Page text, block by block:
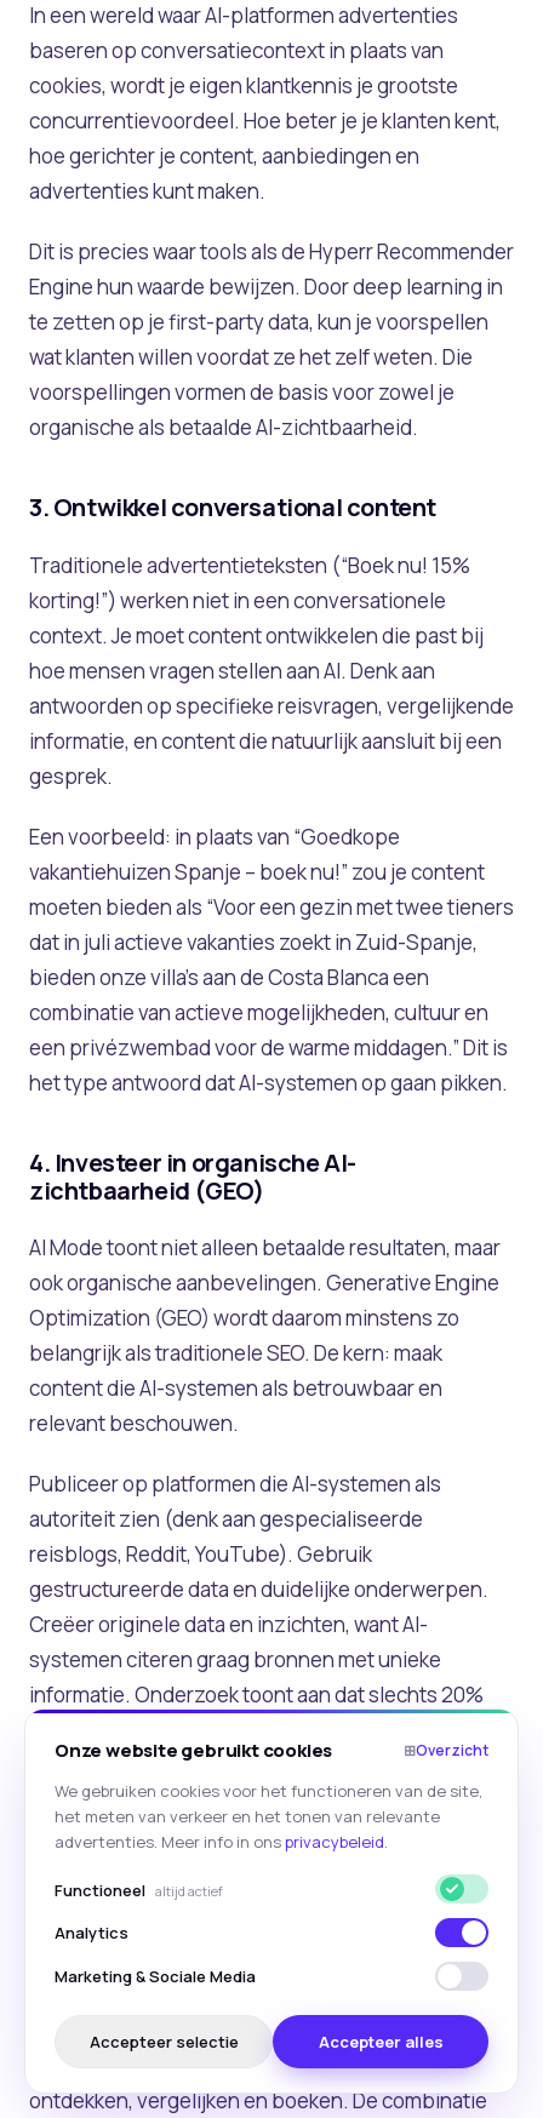
Instagram E-mail
In een wereld waar AI-platformen advertenties
baseren op conversatiecontext in plaats van
cookies, wordt je eigen klantkennis je grootste
concurrentievoordeel. Hoe beter je je klanten kent,
hoe gerichter je content, aanbiedingen en
advertenties kunt maken.
Dit is precies waar tools als de Hyperr Recommender
Engine hun waarde bewijzen. Door deep learning in
te zetten op je first-party data, kun je voorspellen
wat klanten willen voordat ze het zelf weten. Die
voorspellingen vormen de basis voor zowel je
organische als betaalde AI-zichtbaarheid.
3. Ontwikkel conversational content
Traditionele advertentieteksten (“Boek nu! 15%
korting!”) werken niet in een conversationele
context. Je moet content ontwikkelen die past bij
hoe mensen vragen stellen aan AI. Denk aan
antwoorden op specifieke reisvragen, vergelijkende
informatie, en content die natuurlijk aansluit bij een
gesprek.
Een voorbeeld: in plaats van “Goedkope
vakantiehuizen Spanje – boek nu!” zou je content
moeten bieden als “Voor een gezin met twee tieners
dat in juli actieve vakanties zoekt in Zuid-Spanje,
bieden onze villa’s aan de Costa Blanca een
combinatie van actieve mogelijkheden, cultuur en
een privézwembad voor de warme middagen.” Dit is
het type antwoord dat AI-systemen op gaan pikken.
4. Investeer in organische AI-
zichtbaarheid (GEO)
AI Mode toont niet alleen betaalde resultaten, maar
ook organische aanbevelingen. Generative Engine
Optimization (GEO) wordt daarom minstens zo
belangrijk als traditionele SEO. De kern: maak
content die AI-systemen als betrouwbaar en
relevant beschouwen.
Publiceer op platformen die AI-systemen als
autoriteit zien (denk aan gespecialiseerde
reisblogs, Reddit, YouTube). Gebruik
gestructureerde data en duidelijke onderwerpen.
Creëer originele data en inzichten, want AI-
systemen citeren graag bronnen met unieke
informatie. Onderzoek toont aan dat slechts 20%
ranking. Je kunt dus uitstekend ranken in Google en
toch onzichtbaar zijn voor AI-assistenten.
Conclusie: De toekomst van travel
marketing wordt conversationeel
Wat Google deze week heeft aangekondigd is niet
zomaar een nieuwe feature. Dit wordt een
fundamentele verandering in hoe reizigers
ontdekken, vergelijken en boeken. De combinatie
Onze website gebruikt cookies ⊞Overzicht
We gebruiken cookies voor het functioneren van de site,
het meten van verkeer en het tonen van relevante
advertenties. Meer info in onsprivacybeleid.
Functioneel altijd actief
Analytics
Marketing & Sociale Media
Accepteer selectie Accepteer alles